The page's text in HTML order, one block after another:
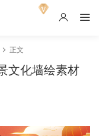
正文
文化墙绘素材